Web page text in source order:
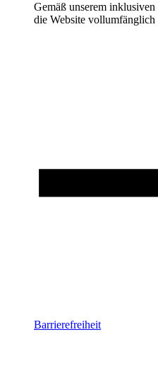
Gemäß unserem
die Website vollumfänglich
Barrierefreiheit